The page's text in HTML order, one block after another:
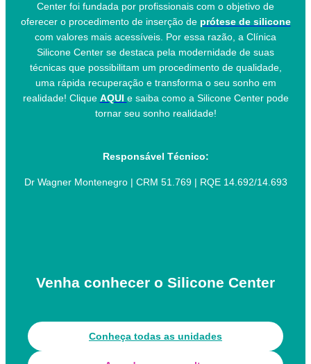
Center foi fundada por profissionais com o objetivo de
oferecer o procedimento de inserção de prótese de silicone
com valores mais acessíveis. Por essa razão, a Clínica
Silicone Center se destaca pela modernidade de suas
técnicas que possibilitam um procedimento de qualidade,
uma rápida recuperação e transforma o seu sonho em
realidade! Clique AQUI e saiba como a Silicone Center pode
tornar seu sonho realidade!
Responsável Técnico:
Dr Wagner Montenegro | CRM 51.769 | RQE 14.692/14.693
Venha conhecer o Silicone Center
Conheça todas as unidades